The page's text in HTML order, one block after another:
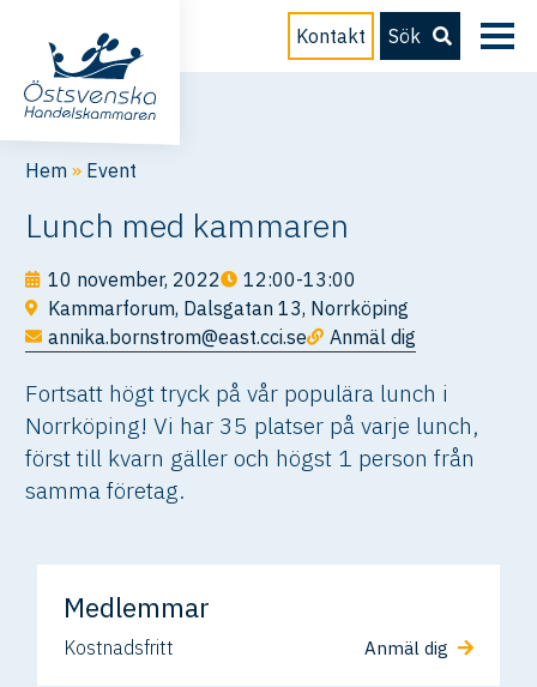
Kontakt Sök
Hem » Event
Lunch med kammaren
10 november, 2022
12:00-13:00
Kammarforum, Dalsgatan 13, Norrköping
annika.bornstrom@east.cci.se
Anmäl dig
Fortsatt högt tryck på vår populära lunch i
Norrköping! Vi har 35 platser på varje lunch,
först till kvarn gäller och högst 1 person från
samma företag.
Medlemmar
Kostnadsfritt Anmäl dig